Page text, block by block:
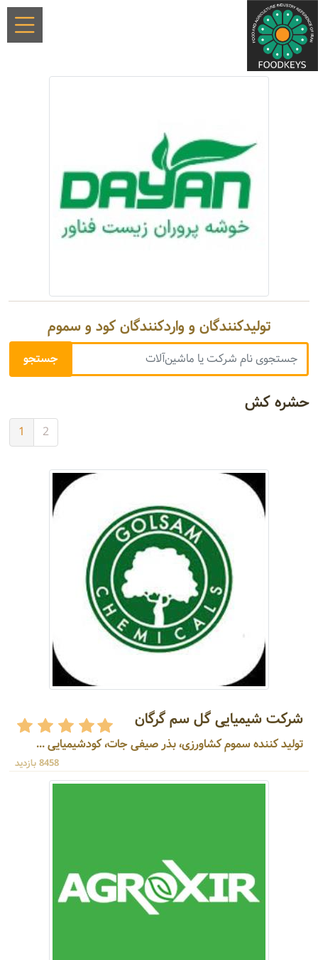
تولیدکنندگان و واردکنندگان کود و سموم
حشره کش
1 2
شرکت شیمیایی گل سم گرگان
تولید کننده سموم کشاورزی، بذر صیفی جات، کودشیمیایی ...
8458 بازدید